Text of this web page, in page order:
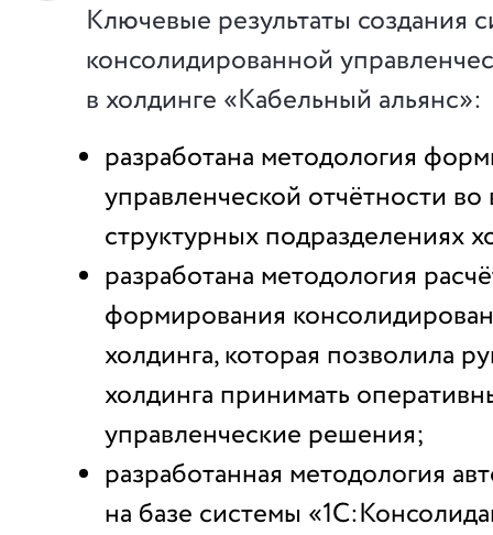
Ключевые результаты создания
консолидированной
в холдинге «Кабельный альянс»:
разработана методология
управленческой отчётности во
структурных подразделениях
разработана методология
формирования
холдинга, которая позволила
холдинга принимать
управленческие решения;
разработанная методология
на базе системы